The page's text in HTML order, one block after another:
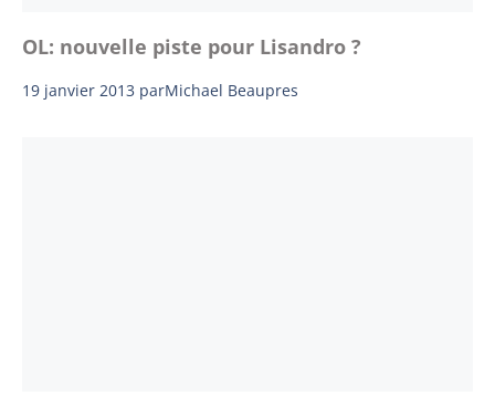
OL: nouvelle piste pour Lisandro ?
19 janvier 2013 parMichael Beaupres